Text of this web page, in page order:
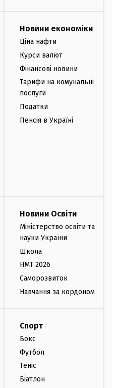
Новини економіки
Ціна нафти
Курси валют
Фінансові новини
Тарифи на комунальні
послуги
Податки
Пенсія в Україні
Новини Освіти
Міністерство освіти та
науки України
Школа
НМТ 2026
Саморозвиток
Навчання за кордоном
Спорт
Бокс
Футбол
Теніс
Біатлон